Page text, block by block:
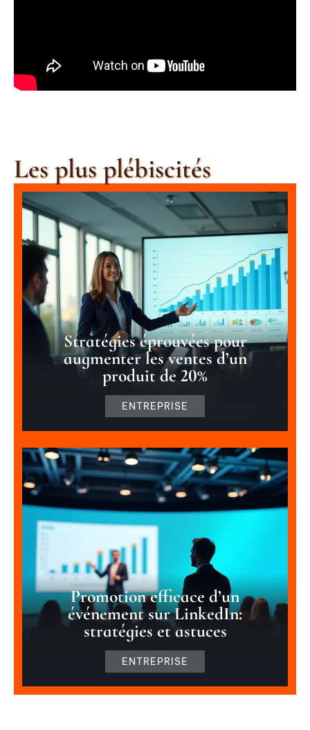
Les plus plébiscités
Stratégies éprouvées pour
augmenter les ventes d’un
produit de 20%
ENTREPRISE
Promotion efficace d’un
événement sur LinkedIn:
stratégies et astuces
ENTREPRISE